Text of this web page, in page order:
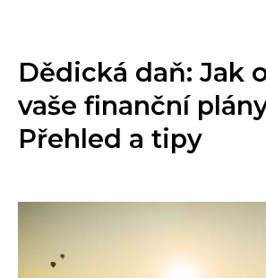
Dědická daň: Jak
vaše finanční
Přehled a tipy